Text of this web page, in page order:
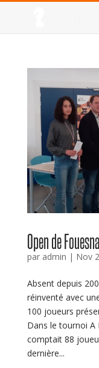
Open de
par admin | Nov
Absent depuis
réinventé avec
100 joueurs
Dans le tournoi A
comptait 88
dernière...